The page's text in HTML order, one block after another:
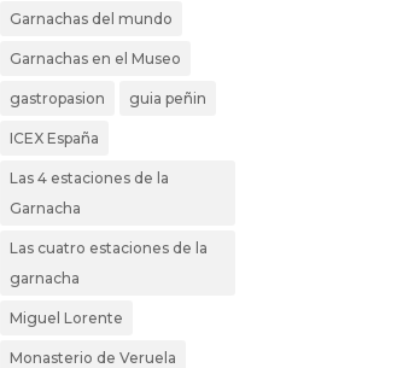
Garnachas del mundo
Garnachas en el Museo
gastropasion guia peñin
ICEX España
Las 4 estaciones de la
Garnacha
Las cuatro estaciones de la
garnacha
Miguel Lorente
Monasterio de Veruela